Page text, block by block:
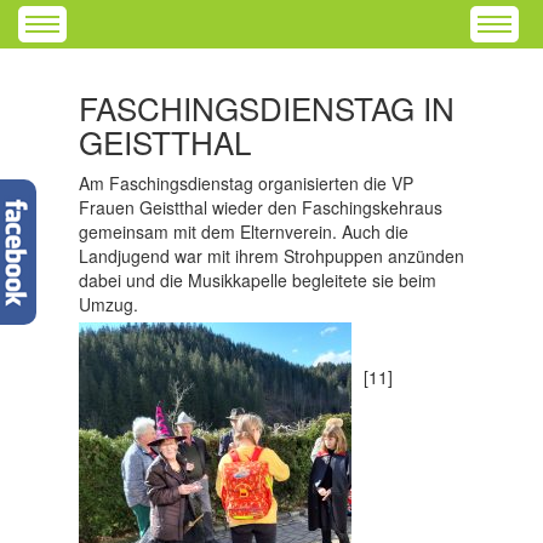
FASCHINGSDIENSTAG IN
GEISTTHAL
Am Faschingsdienstag organisierten die VP
Frauen Geistthal wieder den Faschingskehraus
gemeinsam mit dem Elternverein. Auch die
Landjugend war mit ihrem Strohpuppen anzünden
dabei und die Musikkapelle begleitete sie beim
Umzug.
[11]